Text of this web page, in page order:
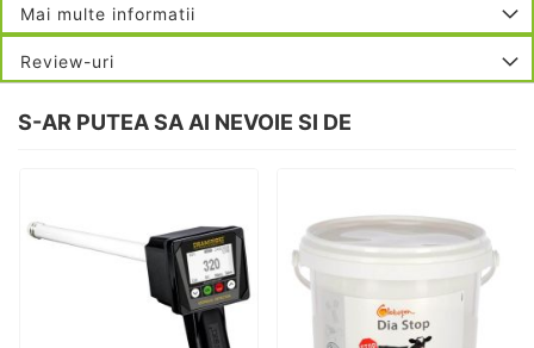
Mai multe informatii
Review-uri
S-AR PUTEA SA AI NEVOIE SI DE